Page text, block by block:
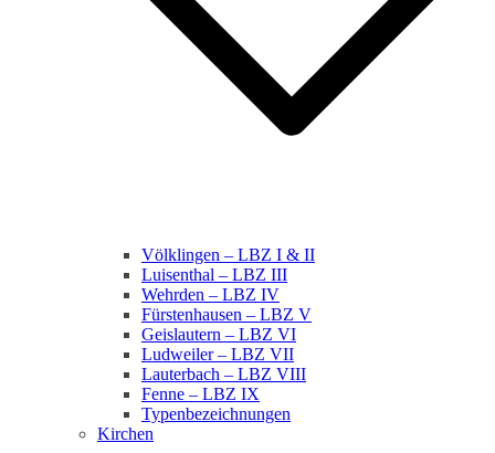
Völklingen – LBZ I & II
Luisenthal – LBZ III
Wehrden – LBZ IV
Fürstenhausen – LBZ V
Geislautern – LBZ VI
Ludweiler – LBZ VII
Lauterbach – LBZ VIII
Fenne – LBZ IX
Typenbezeichnungen
Kirchen